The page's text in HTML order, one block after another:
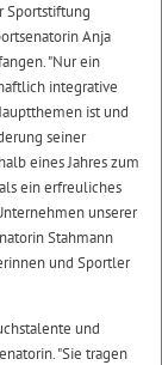
Sportstiftung
Anja
"Nur ein
integrative
ist und
seiner
eines Jahres zum
ein erfreuliches
unserer
Stahmann
und Sportler
und
"Sie tragen